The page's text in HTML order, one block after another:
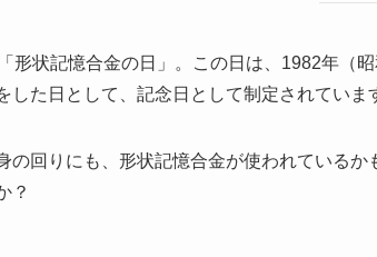
形状記憶合金の日」。この日は、1982年（
した日として、記念日として制定されていま
の回りにも、形状記憶合金が使われている
？